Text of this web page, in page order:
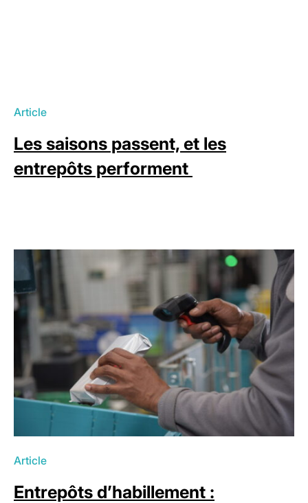
Article
Les saisons passent, et les
entrepôts performent
Article
Entrepôts d’habillement :